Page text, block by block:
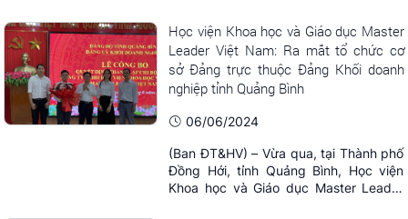
khách mời. Ngày 4-5/7, tại Hà Nội và
Thành phố Hồ Chí Minh, Sở Giao dịch
Hàng hóa Việt Nam (MXV) đã tổ chức
thành công chương trình tập huấn
“Quản trị rủi ...
Học viện Khoa học và Giáo dục Master
Leader Việt Nam: Ra mắt tổ chức cơ
sở Đảng trực thuộc Đảng Khối doanh
nghiệp tỉnh Quảng Bình
06/06/2024
(Ban ĐT&HV) – Vừa qua, tại Thành phố
Đồng Hới, tỉnh Quảng Bình, Học viện
Khoa học và Giáo dục Master Leader